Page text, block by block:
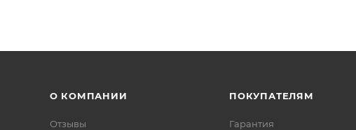
О КОМПАНИИ
Отзывы
ПОКУПАТЕЛЯМ
Гарантия